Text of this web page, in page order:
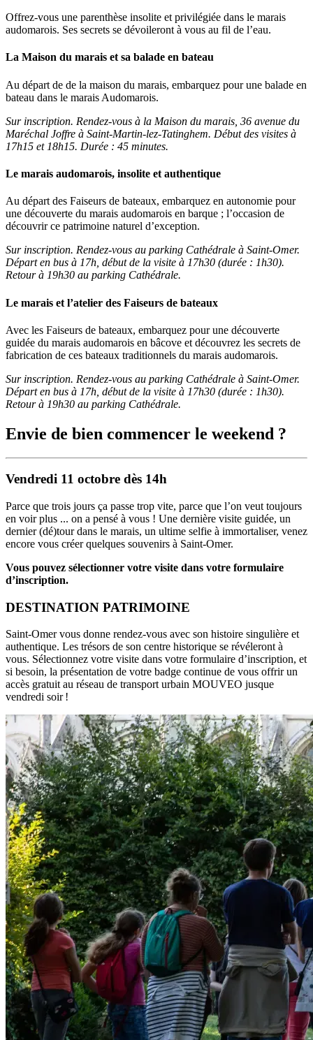
Offrez-vous une parenthèse insolite et privilégiée dans le marais
audomarois. Ses secrets se dévoileront à vous au fil de l’eau.
La Maison du marais et sa balade en bateau
Au départ de de la maison du marais, embarquez pour une balade en
bateau dans le marais Audomarois.
Sur inscription. Rendez-vous à la Maison du marais, 36 avenue du
Maréchal Joffre à Saint-Martin-lez-Tatinghem. Début des visites à
17h15 et 18h15. Durée : 45 minutes.
Le marais audomarois, insolite et authentique
Au départ des Faiseurs de bateaux, embarquez en autonomie pour
une découverte du marais audomarois en barque ; l’occasion de
découvrir ce patrimoine naturel d’exception.
Sur inscription. Rendez-vous au parking Cathédrale à Saint-Omer.
Départ en bus à 17h, début de la visite à 17h30 (durée : 1h30).
Retour à 19h30 au parking Cathédrale.
Le marais et l’atelier des Faiseurs de bateaux
Avec les Faiseurs de bateaux, embarquez pour une découverte
guidée du marais audomarois en bâcove et découvrez les secrets de
fabrication de ces bateaux traditionnels du marais audomarois.
Sur inscription. Rendez-vous au parking Cathédrale à Saint-Omer.
Départ en bus à 17h, début de la visite à 17h30 (durée : 1h30).
Retour à 19h30 au parking Cathédrale.
Envie de bien commencer le weekend ?
Vendredi 11 octobre dès 14h
Parce que trois jours ça passe trop vite, parce que l’on veut toujours
en voir plus ... on a pensé à vous ! Une dernière visite guidée, un
dernier (dé)tour dans le marais, un ultime selfie à immortaliser, venez
encore vous créer quelques souvenirs à Saint-Omer.
Vous pouvez sélectionner votre visite dans votre formulaire
d’inscription.
DESTINATION PATRIMOINE
Saint-Omer vous donne rendez-vous avec son histoire singulière et
authentique. Les trésors de son centre historique se révéleront à
vous. Sélectionnez votre visite dans votre formulaire d’inscription, et
si besoin, la présentation de votre badge continue de vous offrir un
accès gratuit au réseau de transport urbain MOUVEO jusque
vendredi soir !